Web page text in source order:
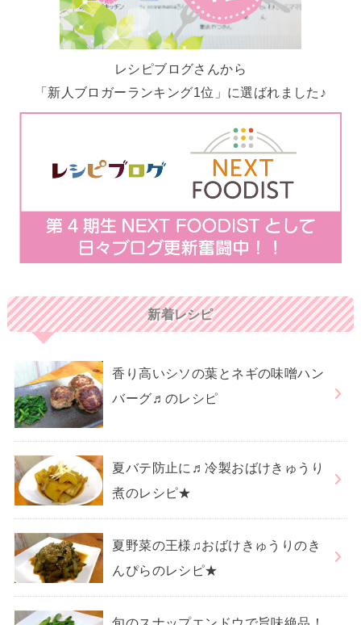
レシピブログさんから
「新人ブロガーランキング1位」に選ばれました♪
新着レシピ
香り高いシソの葉とネギの味噌ハン
バーグ♬のレシピ
夏バテ防止に♬冷製おばけきゅうり
煮のレシピ★
夏野菜の王様♫おばけきゅうりのき
んぴらのレシピ★